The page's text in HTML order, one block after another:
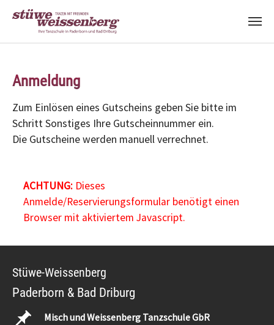
Anmeldung
Zum Einlösen eines Gutscheins geben Sie bitte im
Schritt Sonstiges Ihre Gutscheinnummer ein.
Die Gutscheine werden manuell verrechnet.
ACHTUNG:Dieses
Anmelde/Reservierungsformular benötigt einen
Browser mit aktiviertem Javascript.
Stüwe-Weissenberg
Paderborn & Bad Driburg
Misch und Weissenberg Tanzschule GbR